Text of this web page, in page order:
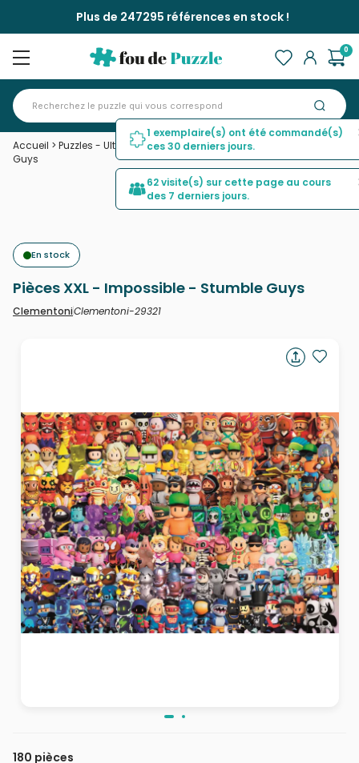
Plus de 247295 références en stock !
0
Accueil > Puzzles - Ultime défi>Pièces XXL - Impossible - Stumble
Guys
En stock
Pièces XXL - Impossible - Stumble Guys
ClementoniClementoni-29321
180 pièces
1 exemplaire(s) ont été commandé(s)
ces 30 derniers jours.
62 visite(s) sur cette page au cours
des 7 derniers jours.